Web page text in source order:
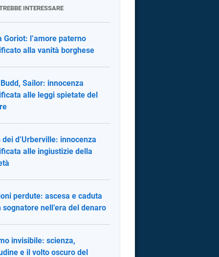
INTERESSARE
Goriot: l’amore paterno
alla vanità borghese
Sailor: innocenza
alle leggi spietate del
dei d’Urberville: innocenza
alle ingiustizie della
perdute: ascesa e caduta
sognatore nell’era del denaro
invisibile: scienza,
e il volto oscuro del